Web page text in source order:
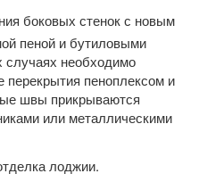
боковых стенок с новым
пеной и бутиловыми
случаях необходимо
пеноплексом и
швы прикрываются
или металлическими
лоджии.